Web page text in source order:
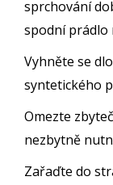
sprchování
spodní prádlo
Vyhněte se
syntetického
Omezte
nezbytně
Zařaďte do